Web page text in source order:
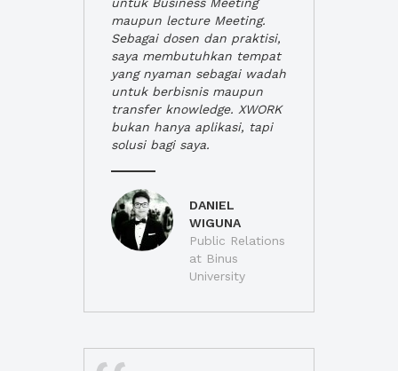
maupun lecture Meeting.
Sebagai dosen dan praktisi,
saya membutuhkan tempat
yang nyaman sebagai wadah
untuk berbisnis maupun
transfer knowledge. XWORK
bukan hanya aplikasi, tapi
solusi bagi saya.
DANIEL
WIGUNA
Public Relations
at Binus
University